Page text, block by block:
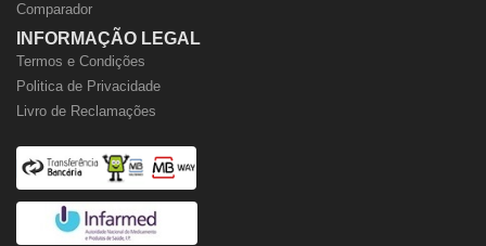
Comparador
INFORMAÇÃO LEGAL
Termos e Condições
Politica de Privacidade
Livro de Reclamações